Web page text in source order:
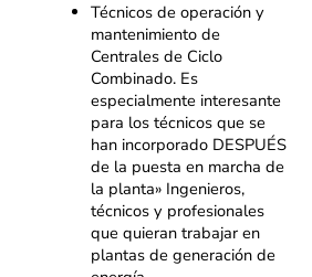
Técnicos de operación y
mantenimiento de
Centrales de Ciclo
Combinado. Es
especialmente interesante
para los técnicos que se
han incorporado DESPUÉS
de la puesta en marcha de
la planta» Ingenieros,
técnicos y profesionales
que quieran trabajar en
plantas de generación de